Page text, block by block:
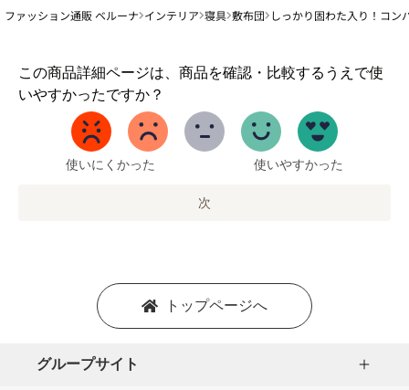
ファッション通販 ベルーナ インテリア 寝具 敷布団 しっかり固わた入り！コン
この商品詳細ページは、商品を確認・比較するうえで使
いやすかったですか？
1
か
使いにくかった 使いやすかった
次
トップページへ
グループサイト